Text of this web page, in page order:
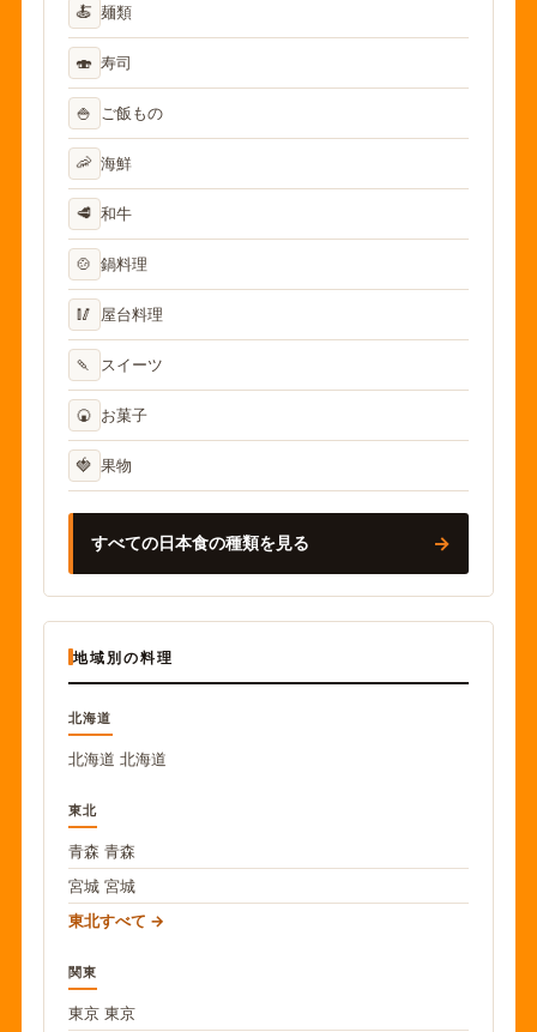
🍝 麺類
🍣 寿司
🍚 ご飯もの
🦐 海鮮
🥩 和牛
🍲 鍋料理
🥢 屋台料理
🍡 スイーツ
🍘 お菓子
🍓 果物
すべての日本食の種類を見る →
地域別の料理
北海道
北海道 北海道
東北
青森 青森
宮城 宮城
東北すべて
関東
東京 東京